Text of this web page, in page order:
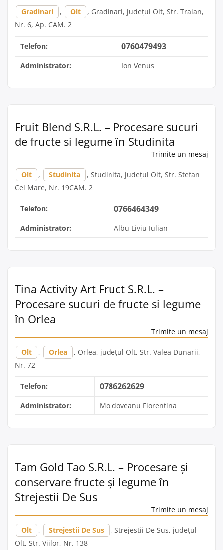
Gradinari , Olt
, Gradinari, județul Olt, Str. Traian,
Nr. 6, Ap. CAM. 2
Telefon: 0760479493
Administrator: Ion Venus
Fruit Blend S.R.L. – Procesare sucuri
de fructe si legume în Studinita
Trimite un mesaj
Olt , Studinita
, Studinita, județul Olt, Str. Stefan
Cel Mare, Nr. 19CAM. 2
Telefon: 0766464349
Administrator: Albu Liviu Iulian
Tina Activity Art Fruct S.R.L. –
Procesare sucuri de fructe si legume
în Orlea
Trimite un mesaj
Olt , Orlea
, Orlea, județul Olt, Str. Valea Dunarii,
Nr. 72
Telefon: 0786262629
Administrator: Moldoveanu Florentina
Tam Gold Tao S.R.L. – Procesare și
conservare fructe și legume în
Strejestii De Sus
Trimite un mesaj
Olt , Strejestii De Sus
, Strejestii De Sus, județul
Olt, Str. Viilor, Nr. 138